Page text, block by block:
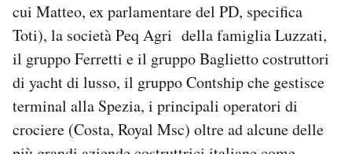
cui Matteo, ex parlamentare del PD, specifica
Toti), la società Peq Agri della famiglia Luzzati,
il gruppo Ferretti e il gruppo Baglietto costruttori
di yacht di lusso, il gruppo Contship che gestisce
terminal alla Spezia, i principali operatori di
crociere (Costa, Royal Msc) oltre ad alcune delle